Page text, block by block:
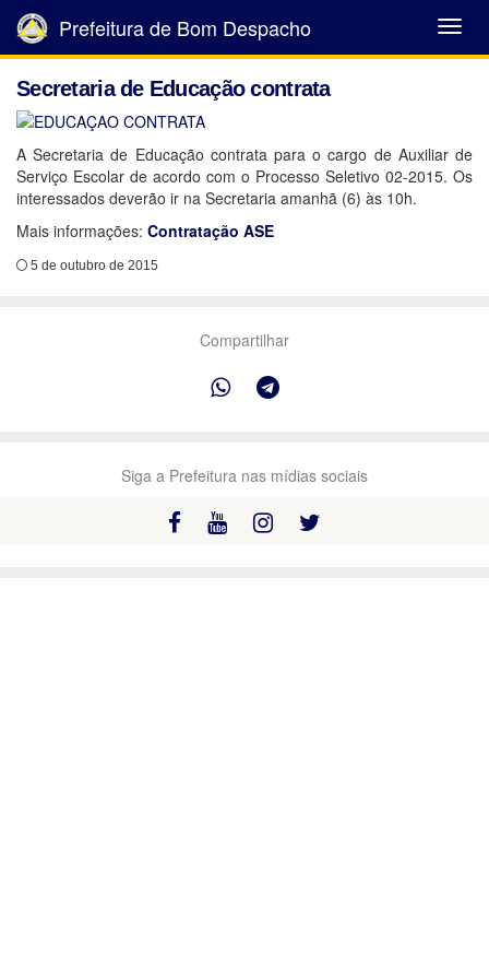
Abrir
Menu
Prefeitura de Bom Despacho
Secretaria de Educação contrata
A Secretaria de Educação contrata para o cargo de Auxiliar de
Serviço Escolar de acordo com o Processo Seletivo 02-2015. Os
interessados deverão ir na Secretaria amanhã (6) às 10h.
Mais informações: Contratação ASE
5 de outubro de 2015
Compartilhar
Siga a Prefeitura nas mídias sociais